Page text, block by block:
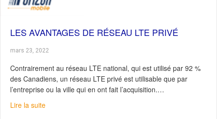
LES AVANTAGES DE RÉSEAU LTE PRIVÉ
mars 23, 2022
Contrairement au réseau LTE national, qui est utilisé par 92 %
des Canadiens, un réseau LTE privé est utilisable que par
l’entreprise ou la ville qui en ont fait l’acquisition.…
Lire la suiteabout Les avantages de réseau LTE privé